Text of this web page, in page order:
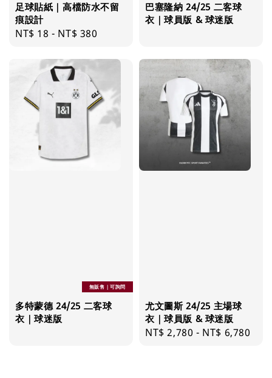
足球貼紙｜高檔防水不留
痕設計
Regular
NT$ 18 - NT$ 380
巴塞隆納 24/25 二客球
衣｜球員版 & 球迷版
無販售｜可詢問
多特蒙德 24/25 二客球
衣｜球迷版
尤文圖斯 24/25 主場球
衣｜球員版 & 球迷版
Regular
NT$ 2,780 - NT$ 6,780